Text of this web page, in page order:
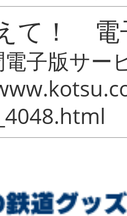
て！ 電
子版サー